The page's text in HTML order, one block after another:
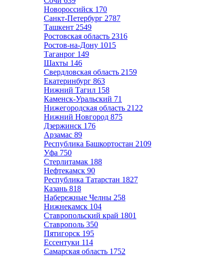
Новороссийск 170
Санкт-Петербург 2787
Ташкент 2549
Ростовская область 2316
Ростов-на-Дону 1015
Таганрог 149
Шахты 146
Свердловская область 2159
Екатеринбург 863
Нижний Тагил 158
Каменск-Уральский 71
Нижегородская область 2122
Нижний Новгород 875
Дзержинск 176
Арзамас 89
Республика Башкортостан 2109
Уфа 750
Стерлитамак 188
Нефтекамск 90
Республика Татарстан 1827
Казань 818
Набережные Челны 258
Нижнекамск 104
Ставропольский край 1801
Ставрополь 350
Пятигорск 195
Ессентуки 114
Самарская область 1752